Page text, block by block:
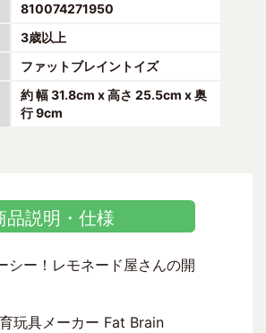
810074271950
3歳以上
ファットブレイントイズ
約 幅 31.8cm x 高さ 25.5cm x 奥
行 9cm
品説明・仕様
シー！レモネード屋さんの開
玩具メーカー Fat Brain